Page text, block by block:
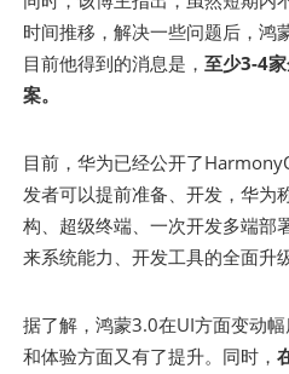
时间推移，解决一些问题后，鸿
目前他得到的消息是， 至少3-4
案。
目前，华为已经公开了
发者可以提前准备、开发，华为
构、超级终端、一次开发多端部
来系统能力、开发工具的全面升级
据了解，鸿蒙3.0在UI方面变动
和体验方面又有了提升。同时，